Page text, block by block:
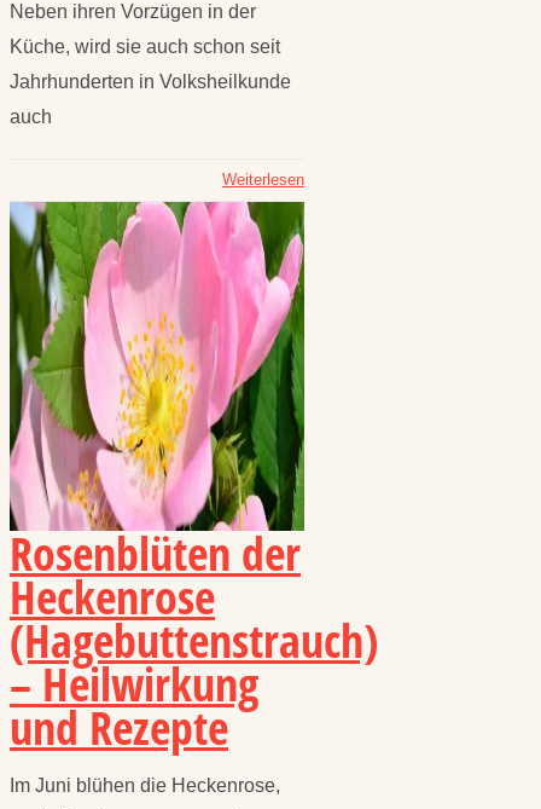
Neben ihren Vorzügen in der
Küche, wird sie auch schon seit
Jahrhunderten in Volksheilkunde
auch
Weiterlesen
Rosenblüten der
Heckenrose
(Hagebuttenstrauch)
– Heilwirkung
und Rezepte
Im Juni blühen die Heckenrose,